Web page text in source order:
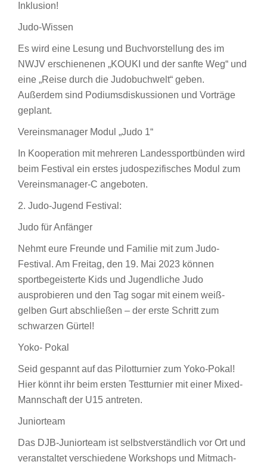
Inklusion!
Judo-Wissen
Es wird eine Lesung und Buchvorstellung des im
NWJV erschienenen „KOUKI und der sanfte Weg“ und
eine „Reise durch die Judobuchwelt“ geben.
Außerdem sind Podiumsdiskussionen und Vorträge
geplant.
Vereinsmanager Modul „Judo 1“
In Kooperation mit mehreren Landessportbünden wird
beim Festival ein erstes judospezifisches Modul zum
Vereinsmanager-C angeboten.
2. Judo-Jugend Festival:
Judo für Anfänger
Nehmt eure Freunde und Familie mit zum Judo-
Festival. Am Freitag, den 19. Mai 2023 können
sportbegeisterte Kids und Jugendliche Judo
ausprobieren und den Tag sogar mit einem weiß-
gelben Gurt abschließen – der erste Schritt zum
schwarzen Gürtel!
Yoko- Pokal
Seid gespannt auf das Pilotturnier zum Yoko-Pokal!
Hier könnt ihr beim ersten Testturnier mit einer Mixed-
Mannschaft der U15 antreten.
Juniorteam
Das DJB-Juniorteam ist selbstverständlich vor Ort und
veranstaltet verschiedene Workshops und Mitmach-